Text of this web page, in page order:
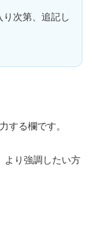
り次第、追記し
する欄です。
より強調したい方